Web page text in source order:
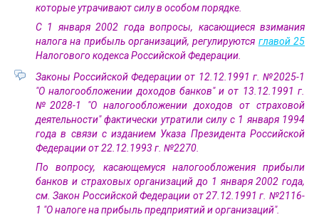
которые утрачивают силу в особом порядке.
С 1 января 2002 года вопросы, касающиеся взимания
налога на прибыль организаций, регулируются главой 25
Налогового кодекса Российской Федерации.
Законы Российской Федерации от 12.12.1991 г. №2025-1
"О налогообложении доходов банков" и от 13.12.1991 г.
№2028-1 "О налогообложении доходов от страховой
деятельности" фактически утратили силу c 1 января 1994
года в связи с изданием Указа Президента Российской
Федерации от 22.12.1993 г. №2270.
По вопросу, касающемуся налогообложения прибыли
банков и страховых организаций до 1 января 2002 года,
см. Закон Российской Федерации от 27.12.1991 г. №2116-
1 "О налоге на прибыль предприятий и организаций".